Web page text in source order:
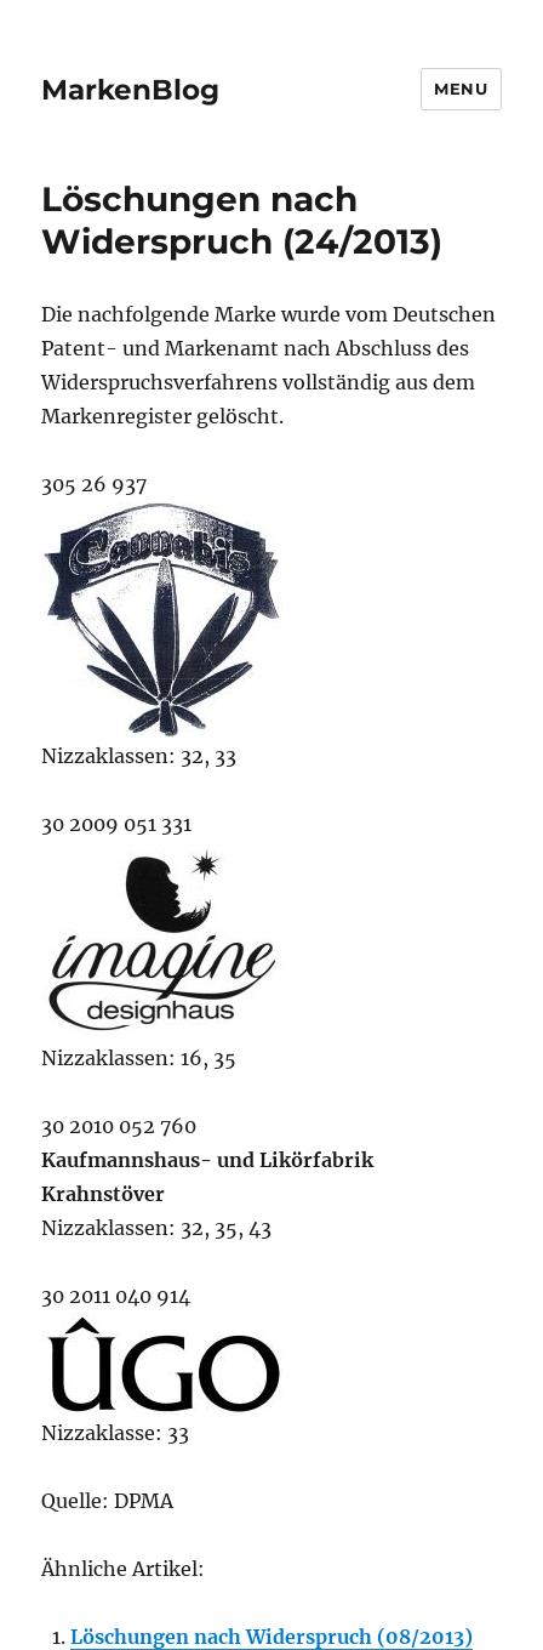
MarkenBlog MENU
Löschungen nach
Widerspruch (24/2013)
Die nachfolgende Marke wurde vom Deutschen
Patent- und Markenamt nach Abschluss des
Widerspruchsverfahrens vollständig aus dem
Markenregister gelöscht.
305 26 937
Nizzaklassen: 32, 33
30 2009 051 331
Nizzaklassen: 16, 35
30 2010 052 760
Kaufmannshaus- und Likörfabrik
Krahnstöver
Nizzaklassen: 32, 35, 43
30 2011 040 914
Nizzaklasse: 33
Quelle: DPMA
Ähnliche Artikel:
Löschungen nach Widerspruch (08/2013)